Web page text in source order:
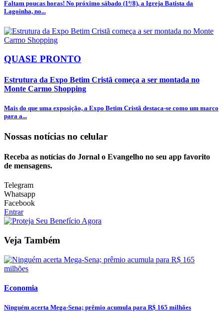
Faltam poucas horas! No próximo sábado (1º/8), a Igreja Batista da
Lagoinha, no...
QUASE PRONTO
Estrutura da Expo Betim Cristã começa a ser montada no
Monte Carmo Shopping
Mais do que uma exposição, a Expo Betim Cristã destaca-se como um marco
para a...
Nossas notícias no celular
Receba as notícias do Jornal o Evangelho no seu app favorito
de mensagens.
Telegram
Whatsapp
Facebook
Entrar
Veja Também
Economia
Ninguém acerta Mega-Sena; prêmio acumula para R$ 165 milhões